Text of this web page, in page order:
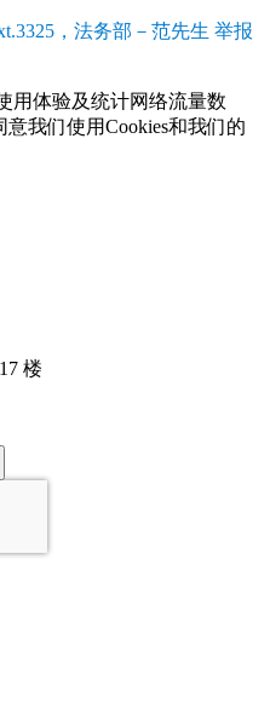
，法务部－范先生 举报
用体验及统计网络流量数
我们使用Cookies和我们的
楼